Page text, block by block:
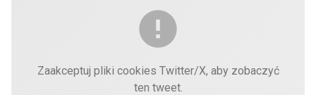
Zaakceptuj pliki cookies Twitter/X, aby zobaczyć
ten tweet.